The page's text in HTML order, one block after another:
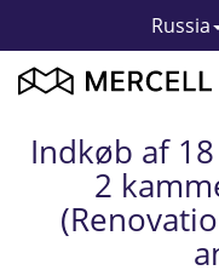
Russia
Indkøb af
2